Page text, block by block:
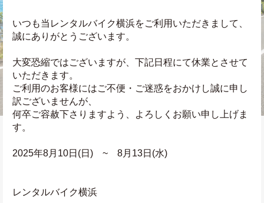
いつも当レンタルバイク横浜をご利用いただきまして、
誠にありがとうございます。
大変恐縮ではございますが、下記日程にて休業とさせて
いただきます。
ご利用のお客様にはご不便・ご迷惑をおかけし誠に申し
訳ございませんが、
何卒ご容赦下さりますよう、よろしくお願い申し上げま
す。
2025年8月10日(日)　~　8月13日(水)
レンタルバイク横浜